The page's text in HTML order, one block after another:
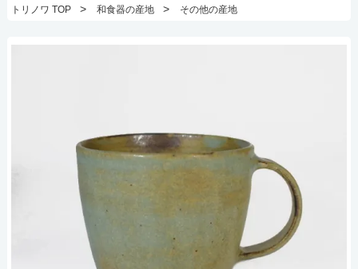
トリノワ TOP
> 和食器の産地 > その他の産地